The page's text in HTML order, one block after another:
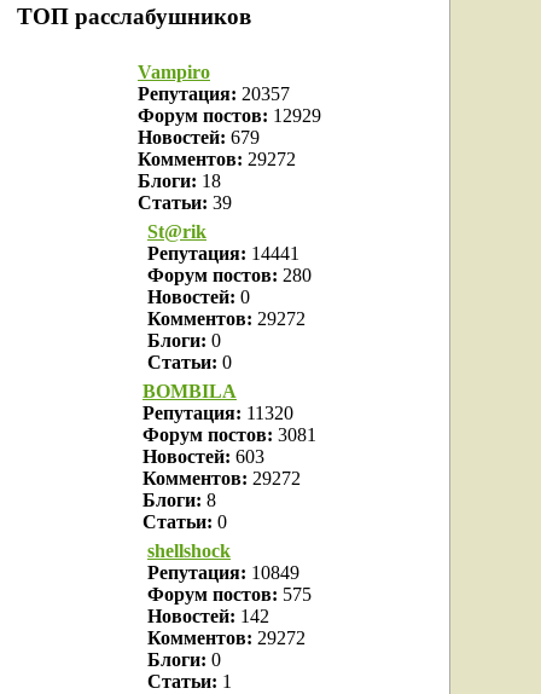
ТОП расслабушников
Vampiro
Репутация: 20357
Форум постов: 12929
Новостей: 679
Комментов: 29272
Блоги: 18
Статьи: 39
St@rik
Репутация: 14441
Форум постов: 280
Новостей: 0
Комментов: 29272
Блоги: 0
Статьи: 0
BOMBILA
Репутация: 11320
Форум постов: 3081
Новостей: 603
Комментов: 29272
Блоги: 8
Статьи: 0
shellshock
Репутация: 10849
Форум постов: 575
Новостей: 142
Комментов: 29272
Блоги: 0
Статьи: 1